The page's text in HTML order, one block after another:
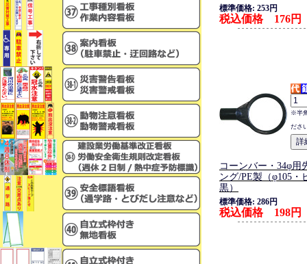
標準価格: 253円
税込価格 176円
※半
ださ
コーンバー・34φ用
ング/PE製（φ105・
黒）
標準価格: 286円
税込価格 198円